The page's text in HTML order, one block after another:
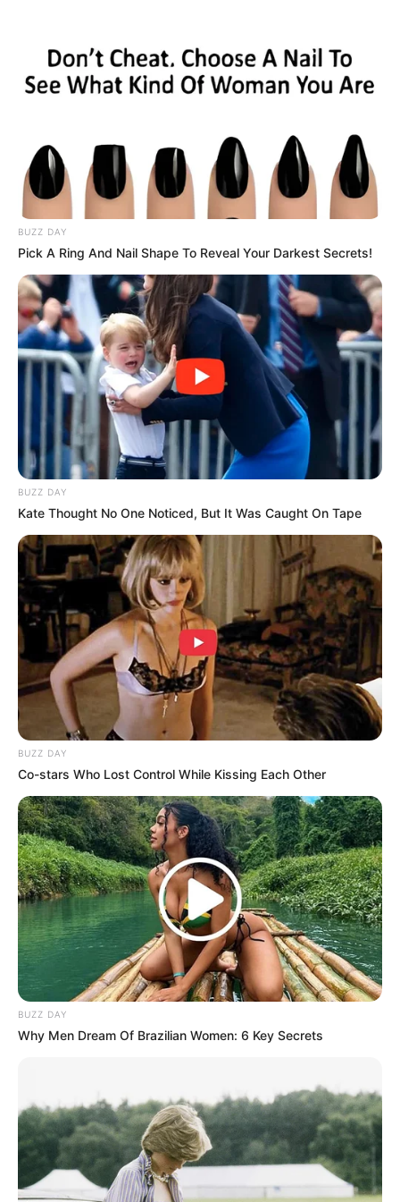
HOME
INSPIRASI
STYLE
FILM &
SERIES
NGAKAK
QUOTES
HYPE
MORE
Memorist
BUZZ DAY
Pick A Ring And Nail Shape To Reveal Your Darkest Secrets!
BUZZ DAY
Kate Thought No One Noticed, But It Was Caught On Tape
BUZZ DAY
Co-stars Who Lost Control While Kissing Each Other
BUZZ DAY
Why Men Dream Of Brazilian Women: 6 Key Secrets